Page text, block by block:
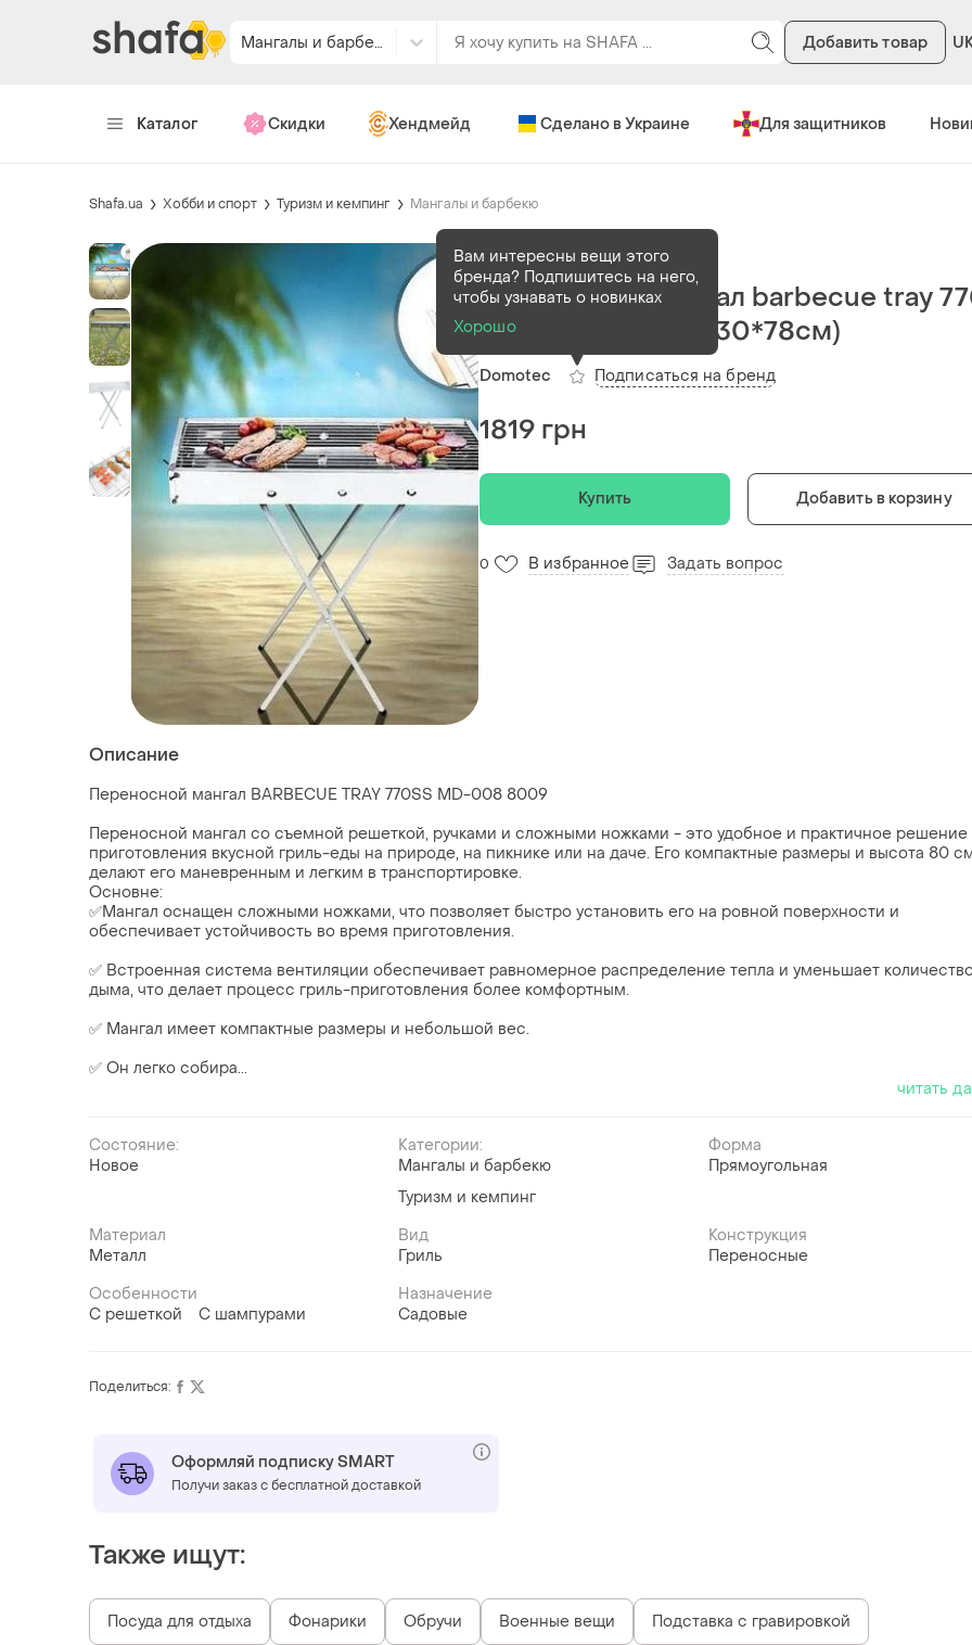
Мангалы и барбекю Добавить товар
Каталог Скидки Хендмейд Сделано в Украине Для защитников
Shafa.ua Хобби и спорт Туризм и кемпинг Мангалы и барбекю
В наличии99 шт
Переносной мангал barbecue tray
md-008 809 (80*30*78см)
Domotec
Вам интересны вещи этого
бренда? Подпишитесь на него,
чтобы узнавать о новинках
Хорошо
Подписаться на бренд
1819 грн
Купить Добавить в корзину
0 В избранное Задать вопрос
Описание
Переносной мангал BARBECUE TRAY 770SS MD-008 8009
Переносной мангал со съемной решеткой, ручками и сложными ножками - это удобное и практичное решение
приготовления вкусной гриль-еды на природе, на пикнике или на даче. Его компактные размеры и высота 80
делают его маневренным и легким в транспортировке.
Основне:
✅Мангал оснащен сложными ножками, что позволяет быстро установить его на ровной поверхности и
обеспечивает устойчивость во время приготовления.
✅ Встроенная система вентиляции обеспечивает равномерное распределение тепла и уменьшает
дыма, что делает процесс гриль-приготовления более комфортным.
✅ Мангал имеет компактные размеры и небольшой вес.
✅ Он легко собира...
читать
Состояние:
Новое
Категории:
Мангалы и барбекю
Туризм и кемпинг
Форма
Прямоугольная
Материал
Металл
Вид
Гриль
Конструкция
Переносные
Особенности
С решеткой
С шампурами
Назначение
Садовые
Поделиться:
Оформляй подписку SMART
Получи заказ с бесплатной доставкой
Также ищут:
Посуда для отдыха Фонарики Обручи Военные вещи Подставка с гравировкой